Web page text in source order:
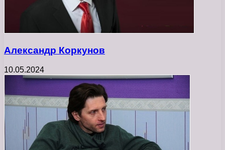
Александр Коркунов
10.05.2024